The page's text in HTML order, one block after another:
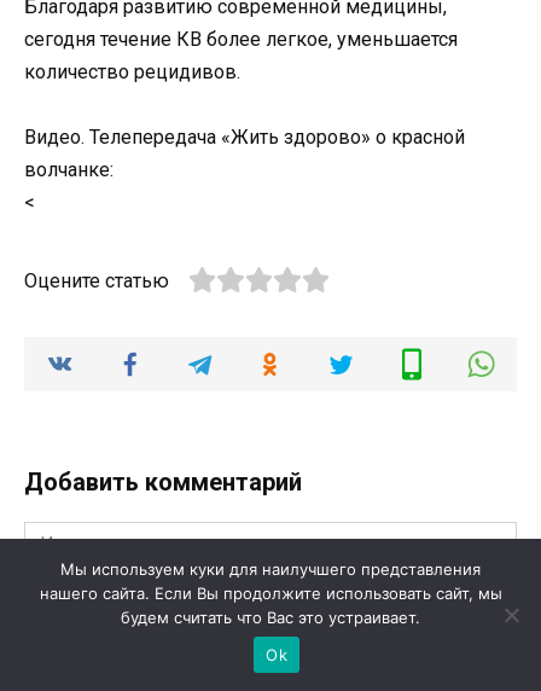
Благодаря развитию современной медицины,
сегодня течение КВ более легкое, уменьшается
количество рецидивов.
Видео. Телепередача «Жить здорово» о красной
волчанке:
<
Оцените статью
Добавить комментарий
Имя
Email
Мы используем куки для наилучшего представления
нашего сайта. Если Вы продолжите использовать сайт, мы
будем считать что Вас это устраивает.
Ok